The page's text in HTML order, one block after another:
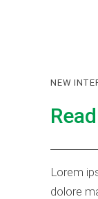
NEW
Lorem
dolore